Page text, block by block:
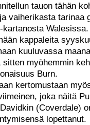
tauon tähän
vaiherikasta tarinaa
kappaleita
kuuluvassa
myöhemmin
Burn.
kertomustaan
joka näitä
(Coverdale)
lopettanut.